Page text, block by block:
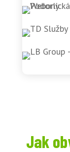
Jak